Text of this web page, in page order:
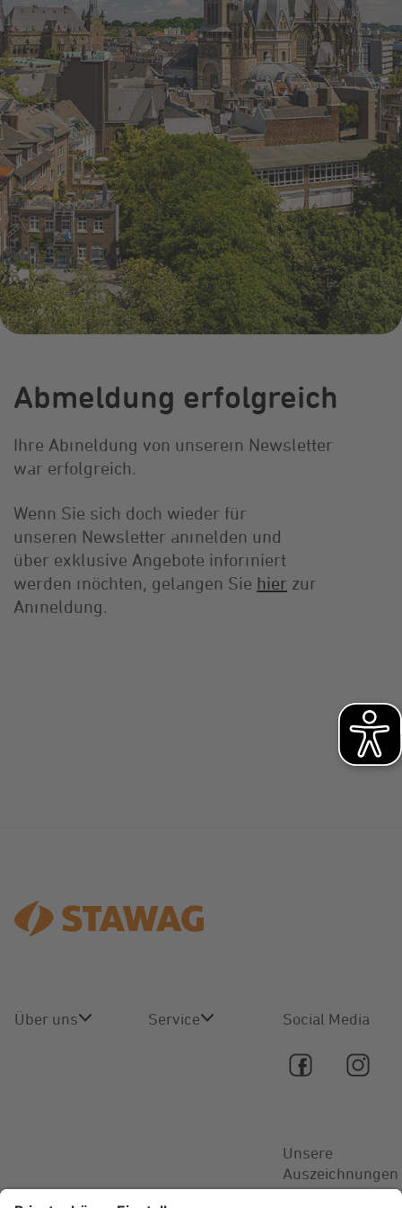
Elektromobilität
Online-
Store
Online-Service
Umzugsservice
Energieberatung
Energiefragen
Kündigung
Wärmestrom
Treue-Bonus
Vorteile
Abmeldung erfolgreich
Ihre Abmeldung von unserem Newsletter
war erfolgreich.
Wenn Sie sich doch wieder für
unseren Newsletter anmelden und
über exklusive Angebote informiert
werden möchten, gelangen Sie hier zur
Anmeldung.
Über uns Service Social Media
Unsere
Auszeichnungen